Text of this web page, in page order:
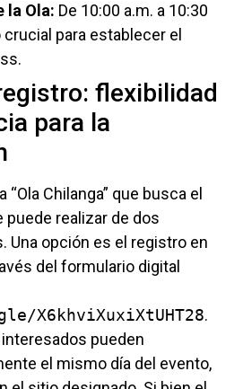
la Ola: De 10:00 a.m. a 10:30
para establecer el
flexibilidad
para la
Chilanga” que busca el
puede realizar de dos
Una opción es el registro en
del formulario digital
X6khviXuxiXtUHT28.
pueden
el mismo día del evento,